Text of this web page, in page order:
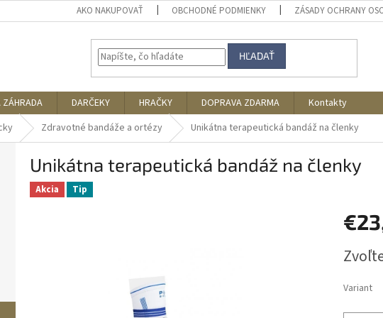
AKO NAKUPOVAŤ OBCHODNÉ PODMIENKY ZÁSADY OCHRANY
HĽADAŤ
DARČEKY HRAČKY DOPRAVA ZDARMA
Kontakty
Zdravotné bandáže a ortézy Unikátna terapeutická bandáž na členky
Unikátna terapeutická bandáž na členky
Akcia Tip
cena:
Variant